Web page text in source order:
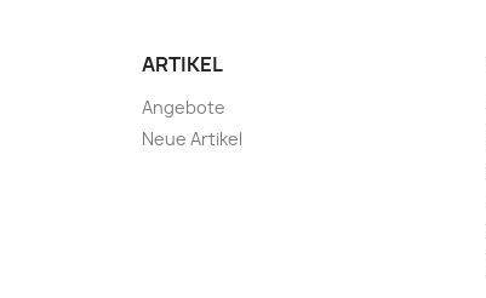
ARTIKEL
Angebote
Neue Artikel